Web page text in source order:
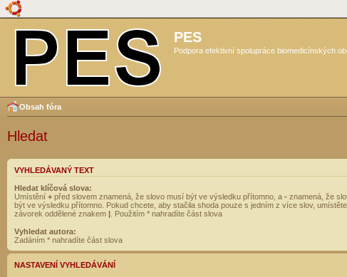
PES
Podpora efektivní spolupráce biomedicínských
Obsah fóra
Hledat
VYHLEDÁVANÝ TEXT
Hledat klíčová slova:
Umístění + před slovem znamená, že slovo musí být ve výsledku přítomno, a - znamená, že
být ve výsledku přítomno. Pokud chcete, aby stačila shoda pouze s jedním z více slov,
závorek oddělené znakem | . Použitím * nahradíte část slova
Vyhledat autora:
Zadáním * nahradíte část slova
NASTAVENÍ VYHLEDÁVÁNÍ